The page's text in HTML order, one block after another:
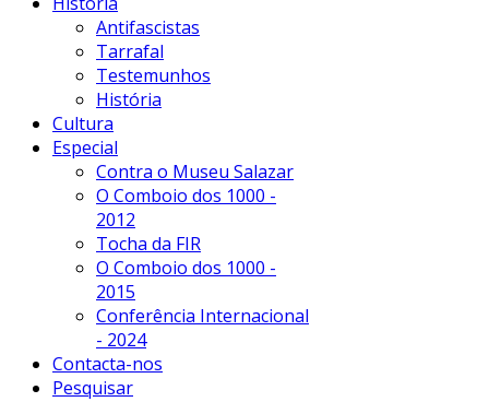
Antifascistas
Tarrafal
Testemunhos
História
Cultura
Especial
Contra o Museu Salazar
O Comboio dos 1000 -
2012
Tocha da FIR
O Comboio dos 1000 -
2015
Conferência Internacional
- 2024
Contacta-nos
Pesquisar